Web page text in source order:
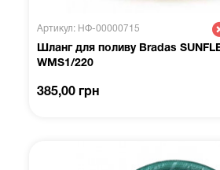
Артикул: НФ-00000715
Шланг для поливу Bradas
WMS1/220
385,00 грн